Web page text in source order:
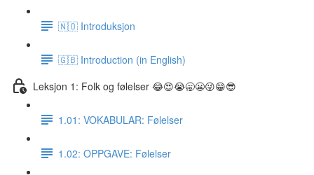
🇳🇴 Introduksjon
🇬🇧 Introduction (in English)
Leksjon 1: Folk og følelser 😂😍😭🥱😬😜😁😎
1.01: VOKABULAR: Følelser
1.02: OPPGAVE: Følelser